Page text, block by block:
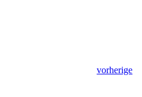
vorherige